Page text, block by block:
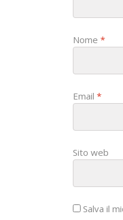
n
Nome *
Email *
Sito web
Salva il